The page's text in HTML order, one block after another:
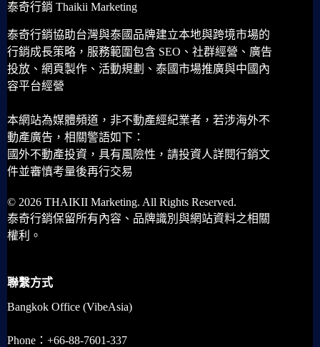
泰奇行銷 Thaikii Marketing
泰奇行銷協助台灣與泰國品牌建立本地與跨境市場的
行銷成長策略，服務範圍包含 SEO、社群經營、廣告
投放、網頁製作、活動規劃、泰國市場推廣與中國內
容平台經營
本網站為媒體頻道，非不動產經紀業者，若涉海外不
動產廣告，相關警語如下：
國外不動產投資，具有風險性，請投資人詳閱行銷文
件並審慎考量後再行交易
© 2026 THAIKII Marketing. All Rights Reserved.
泰奇行銷保留所有內容、品牌識別與網站資料之相關
權利。
聯繫方式
Bangkok Office (VibeAsia)
Phone：+66-88-7601-337